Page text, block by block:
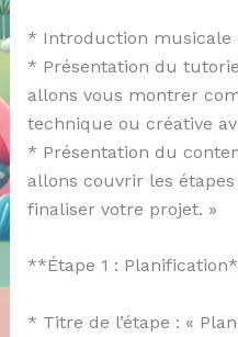
* Introduction musicale
* Présentation du
allons vous montrer
technique ou créative
* Présentation du
allons couvrir les
finaliser votre projet. »
**Étape 1 :
* Titre de l’étape : «